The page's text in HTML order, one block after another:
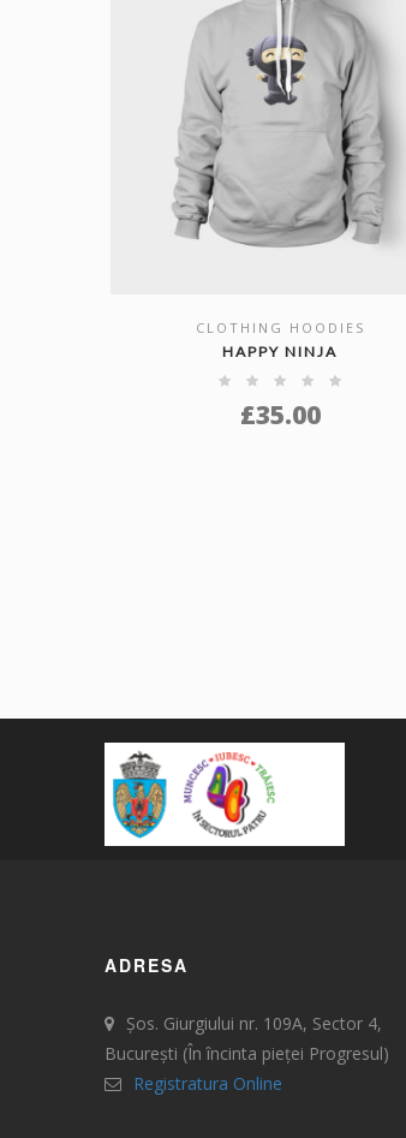
SHOW DETAILS
CLOTHING HOODIES
HAPPY NINJA
£35.00
ADRESA
Șos. Giurgiului nr. 109A, Sector 4,
București (În încinta pieței Progresul)
Registratura Online